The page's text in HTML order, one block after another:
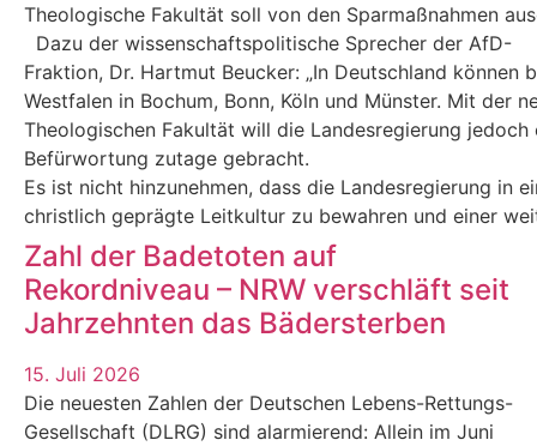
Theologische Fakultät soll von den Sparmaßnahmen
Dazu der wissenschaftspolitische Sprecher der AfD-
Fraktion, Dr. Hartmut Beucker: „In Deutschland
Westfalen in Bochum, Bonn, Köln und Münster. Mit der
Theologischen Fakultät will die Landesregierung
Befürwortung zutage gebracht.
Es ist nicht hinzunehmen, dass die Landesregierung in
christlich geprägte Leitkultur zu bewahren und einer
Zahl der Badetoten auf
Rekordniveau – NRW verschläft seit
Jahrzehnten das Bädersterben
15. Juli 2026
Die neuesten Zahlen der Deutschen Lebens-Rettungs-
Gesellschaft (DLRG) sind alarmierend: Allein im Juni